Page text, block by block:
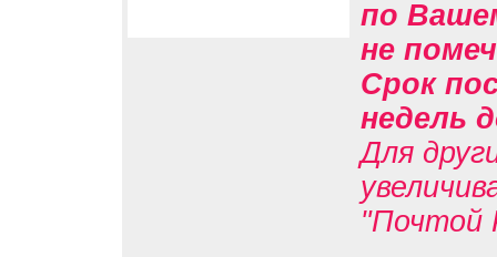
по
не
Срок
недель
Для
"Почтой